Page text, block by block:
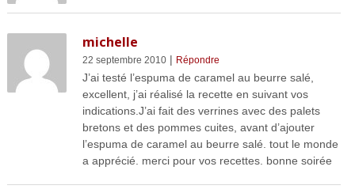
michelle
22 septembre 2010| Répondre
J’ai testé l’espuma de caramel au beurre salé,
excellent, j’ai réalisé la recette en suivant vos
indications.J’ai fait des verrines avec des palets
bretons et des pommes cuites, avant d’ajouter
l’espuma de caramel au beurre salé. tout le monde
a apprécié. merci pour vos recettes. bonne soirée